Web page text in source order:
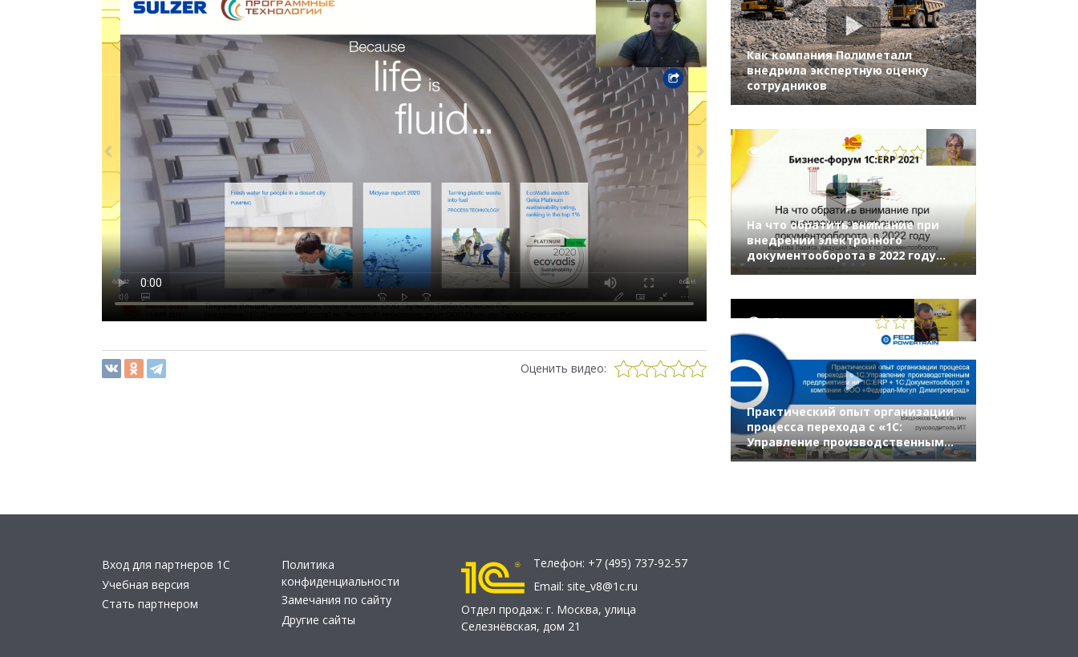
Оценить видео:
Как компания Полиметалл
внедрила экспертную оценку
сотрудников
На что обратить внимание при
внедрении электронного
документооборота в 2022 году
(Бизнес-форум 1С:ERP онлайн 17
«1С»)
1741
Практический опыт организации
процесса перехода с «1С:
Управление производственным
предприятием» на «1С:ERP» +
Вход для партнеров 1С
Учебная версия
Стать партнером
Политика
конфиденциальности
Замечания по сайту
Другие сайты
Телефон: +7 (495) 737-92-57
Email: site_v8@1c.ru
Отдел продаж: г. Москва, улица
Селезнёвская, дом 21